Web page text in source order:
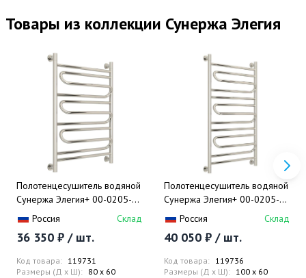
Товары из коллекции Сунержа Элегия
Полотенцесушитель водяной
Сунержа Элегия+ 00-0205-
8060 80x60
Россия Склад
36 350 ₽ / шт.
Код товара: 119731
Размеры (Д x Ш): 80 x 60
Полотенцесушитель водяной
Сунержа Элегия+ 00-0205-
1060 100x60
Россия Склад
40 050 ₽ / шт.
Код товара: 119736
Размеры (Д x Ш): 100 x 60